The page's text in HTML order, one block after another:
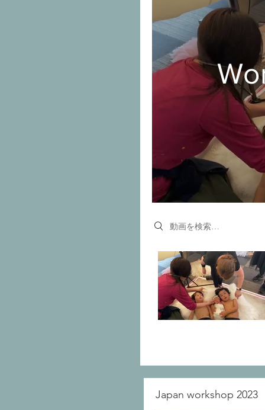
Search videos
Japan workshop 2023